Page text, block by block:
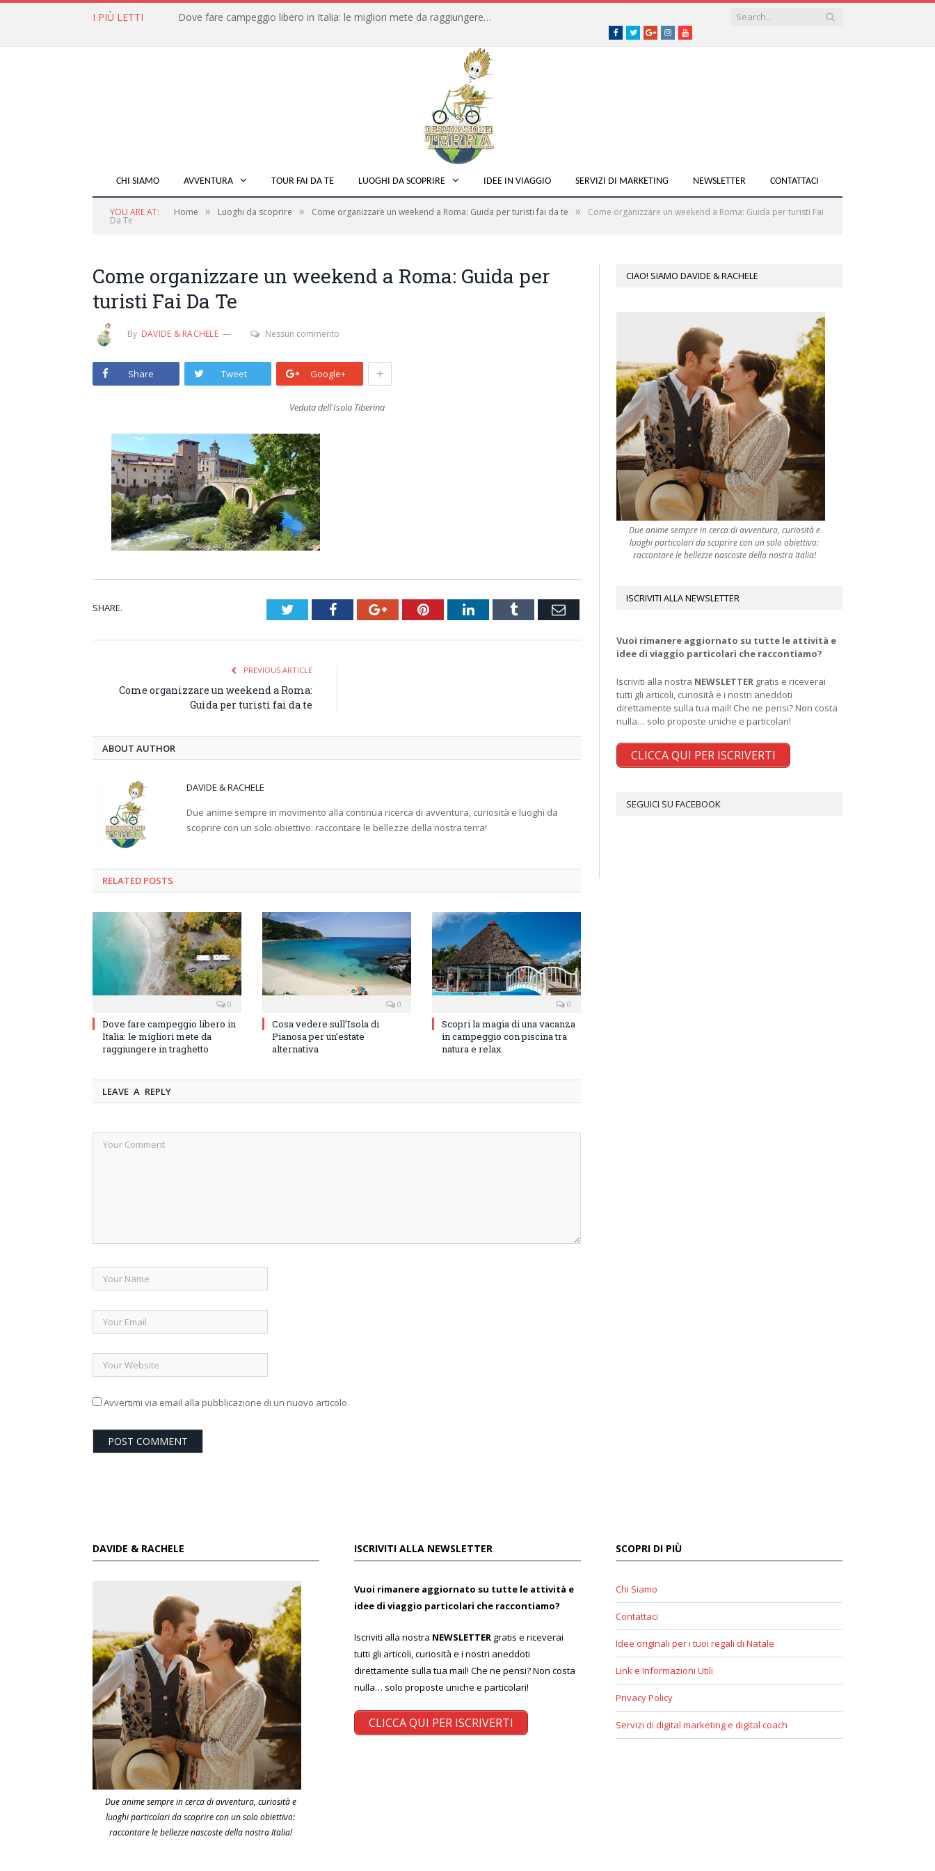
I PIÙ LETTI Dove fare campeggio libero in Italia: le migliori mete da raggiungere in traghetto
Facebook
TwitterGoogle+instagramyoutube
CHI SIAMO AVVENTURA TOUR FAI DA TE LUOGHI DA SCOPRIRE IDEE IN VIAGGIO SERVIZI DI MARKETING NEWSLETTER CONTATTACI
YOU ARE AT: Home » Luoghi da scoprire » Come organizzare un weekend a Roma: Guida per turisti fai da te » Come organizzare un weekend a Roma: Guida per turisti Fai
Da Te
Come organizzare un weekend a Roma: Guida per
turisti Fai Da Te
By DAVIDE & RACHELE Nessun commento
Share Tweet Google+ +
Veduta dell'Isola Tiberina
SHARE. TwitterFacebookGoogle+PinterestLinkedInTumblr Email
PREVIOUS ARTICLE
Come organizzare un weekend a Roma:
Guida per turisti fai da te
ABOUT AUTHOR
DAVIDE & RACHELE
Due anime sempre in movimento alla continua ricerca di avventura, curiosità e luoghi da
scoprire con un solo obiettivo: raccontare le bellezze della nostra terra!
RELATED POSTS
0
Dove fare campeggio libero in
Italia: le migliori mete da
raggiungere in traghetto
0
Cosa vedere sull’Isola di
Pianosa per un’estate
alternativa
0
Scopri la magia di una vacanza
in campeggio con piscina tra
natura e relax
LEAVE A REPLY
Avvertimi via email alla pubblicazione di un nuovo articolo.
CIAO! SIAMO DAVIDE & RACHELE
Due anime sempre in cerca di avventura, curiosità e
luoghi particolari da scoprire con un solo obiettivo:
raccontare le bellezze nascoste della nostra Italia!
ISCRIVITI ALLA NEWSLETTER
Vuoi rimanere aggiornato su tutte le attività e
idee di viaggio particolari che raccontiamo?
Iscriviti alla nostra NEWSLETTER gratis e riceverai
tutti gli articoli, curiosità e i nostri aneddoti
direttamente sulla tua mail! Che ne pensi? Non costa
nulla… solo proposte uniche e particolari!
CLICCA QUI PER ISCRIVERTI
SEGUICI SU FACEBOOK
DAVIDE & RACHELE
Due anime sempre in cerca di avventura, curiosità e
luoghi particolari da scoprire con un solo obiettivo:
raccontare le bellezze nascoste della nostra Italia!
ISCRIVITI ALLA NEWSLETTER
Vuoi rimanere aggiornato su tutte le attività e
idee di viaggio particolari che raccontiamo?
Iscriviti alla nostra NEWSLETTER gratis e riceverai
tutti gli articoli, curiosità e i nostri aneddoti
direttamente sulla tua mail! Che ne pensi? Non costa
nulla… solo proposte uniche e particolari!
CLICCA QUI PER ISCRIVERTI
SCOPRI DI PIÙ
Chi Siamo
Contattaci
Idee originali per i tuoi regali di Natale
Link e Informazioni Utili
Privacy Policy
Servizi di digital marketing e digital coach